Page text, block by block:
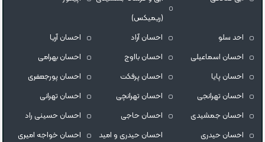
(ریمیکس)
احد سلو احسان آراد
احسان آریا
احسان اسماعیلی
احسان بااوج
احسان بهرامی
احسان پایا
احسان پرفکت
احسان پورجعفری
احسان تهرانجی
احسان تهرانچی
احسان تهرانی
احسان جمشیدی
احسان حاجی
احسان حسینی راد
احسان حیدری
احسان حیدری و امید
احسان خواجه امیری